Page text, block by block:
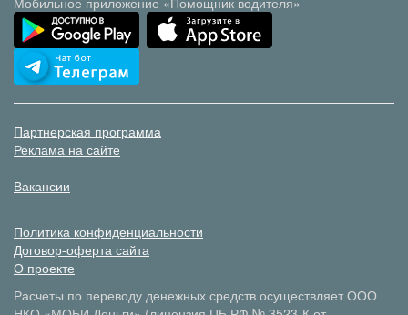
Партнерская программа
Реклама на сайте
Вакансии
Политика конфиденциальности
Договор-оферта сайта
О проекте
Расчеты по переводу денежных средств осуществляет ООО